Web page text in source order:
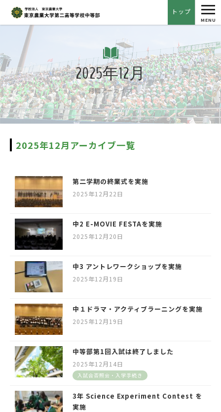
トップ
MENU
2025年12月
月間アーカイブ
2025年12月アーカイブ一覧
第二学期の終業式を実施
2025年12月22日
中2 E-MOVIE FESTAを実施
2025年12月20日
中3 アントレワークショップを実施
2025年12月19日
中１ドラマ・アクティブラーニングを実施
2025年12月19日
中等部第1回入試は終了しました
2025年12月14日
入試合否照会・入学手続き
3年 Science Experiment Contest を
実施